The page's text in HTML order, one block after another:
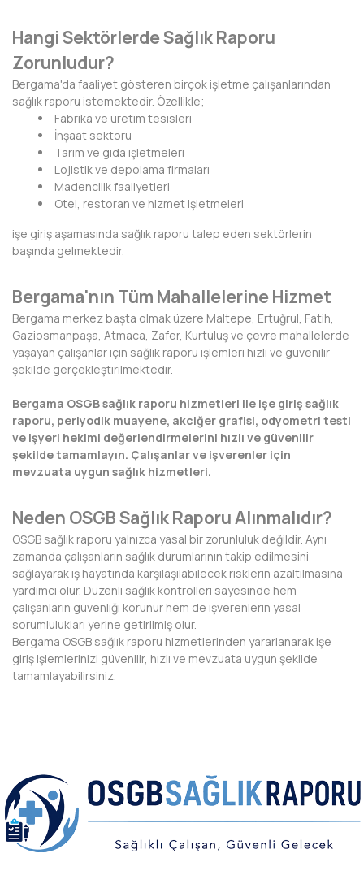
ÇANAKKALE
ÇANKIRI
ÇORUM
DENİZLİ
DİYARBAKIR
EDİRNE
ERZİNCAN
ERZURUM
GAZİANTEP
GİRESUN
HAKKARİ
HATAY
IĞDIR
ISPARTA
KAHRAMANMARAŞ
KASTAMONU
KAYSERİ
Hangi Sektörlerde Sağlık Raporu
Zorunludur?
Bergama'da faaliyet gösteren birçok işletme çalışanlarından
sağlık raporu istemektedir. Özellikle;
Fabrika ve üretim tesisleri
İnşaat sektörü
Tarım ve gıda işletmeleri
Lojistik ve depolama firmaları
Madencilik faaliyetleri
Otel, restoran ve hizmet işletmeleri
işe giriş aşamasında sağlık raporu talep eden sektörlerin
başında gelmektedir.
Bergama'nın Tüm Mahallelerine Hizmet
Bergama merkez başta olmak üzere Maltepe, Ertuğrul, Fatih,
Gaziosmanpaşa, Atmaca, Zafer, Kurtuluş ve çevre mahallelerde
yaşayan çalışanlar için sağlık raporu işlemleri hızlı ve güvenilir
şekilde gerçekleştirilmektedir.
Bergama OSGB sağlık raporu hizmetleri ile işe giriş sağlık
raporu, periyodik muayene, akciğer grafisi, odyometri testi
ve işyeri hekimi değerlendirmelerini hızlı ve güvenilir
şekilde tamamlayın. Çalışanlar ve işverenler için
mevzuata uygun sağlık hizmetleri.
Neden OSGB Sağlık Raporu Alınmalıdır?
OSGB sağlık raporu yalnızca yasal bir zorunluluk değildir. Aynı
zamanda çalışanların sağlık durumlarının takip edilmesini
sağlayarak iş hayatında karşılaşılabilecek risklerin azaltılmasına
yardımcı olur. Düzenli sağlık kontrolleri sayesinde hem
çalışanların güvenliği korunur hem de işverenlerin yasal
sorumlulukları yerine getirilmiş olur.
Bergama OSGB sağlık raporu hizmetlerinden yararlanarak işe
giriş işlemlerinizi güvenilir, hızlı ve mevzuata uygun şekilde
tamamlayabilirsiniz.